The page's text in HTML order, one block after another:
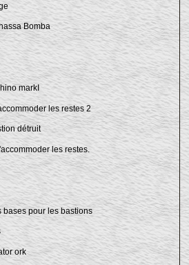
Bomba
markI
les restes 2
détruit
les restes.
bases pour les bastions
ork